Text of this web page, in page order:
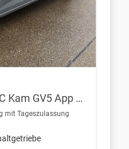
Basis 1.5TSI Sport Edition ACC Kam GV5 App AHK Reling
mit Tageszulassung